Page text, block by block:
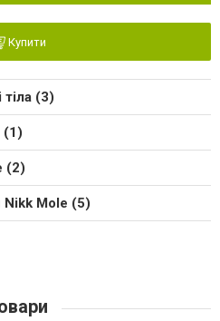
Купити
(3)
(1)
(2)
Nikk Mole (5)